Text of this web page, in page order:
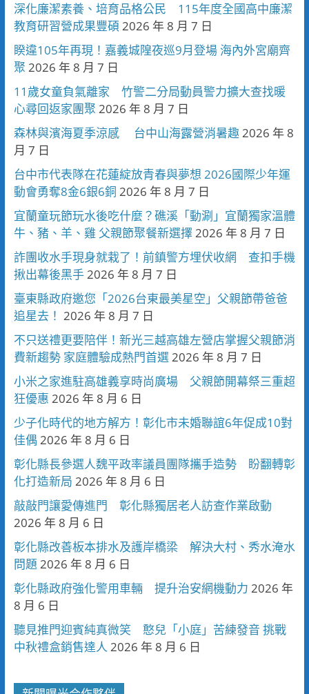
深化廉潔素養、培育品格公民 115年度全國高中廉潔
教育研習營成果豐碩 2026 年 8 月 7 日
睽違105年再現！嘉義城隍夜巡9月登場 海內外宮廟齊
聚 2026 年 8 月 7 日
11歲女童負氣離家 竹警二分局動員警力擴大查找暖
心尋回返家團聚 2026 年 8 月 7 日
森林與濱海夏季涼感 台中山海露營消暑趣2026 年 8
月 7 日
台中市代表隊在花蓮綻放青春與夢想 2026國際少年運
動會勇奪8金6銀6銅 2026 年 8 月 7 日
宜蘭童玩節玩水後吃什麼？礁溪「動涮」宜蘭獨家溫體
牛、豬、羊、雞 父親節聚餐新選擇2026 年 8 月 7 日
詐團收水手現身就栽了！前鎮警方埋伏收網 查扣手機
揪出幕後黑手2026 年 8 月 7 日
臺東縣政府邀您「2026台東最美星空」父親節帶爸爸
追星去！ 2026 年 8 月 7 日
不只送禮更要陪伴！新光三越高雄左營店掌握父親節消
費新趨勢 家庭體驗成熱門首選2026 年 8 月 7 日
小米之家進駐高雄義享時尚廣場 父親節開幕祭三重超
狂優惠 2026 年 8 月 6 日
少子化時代的地方解方！彰化市未婚聯誼6年促成10對
佳偶 2026 年 8 月 6 日
彰化縣長參選人魏平政率議員團隊攜手造勢 盼翻轉彰
化打造新局 2026 年 8 月 6 日
敲敲門讓愛傳進門 彰化縣獨居老人訪查作業啟動
2026 年 8 月 6 日
彰化縣改善板本排水及護岸橋梁 解決大村、秀水淹水
問題 2026 年 8 月 6 日
彰化縣政府強化警用車輛 提升治安網機動力 2026 年
8 月 6 日
聽見推門迎賓純真微笑 憨兒「小庭」苦練發音 挑戰
中秋禮盒銷售達人 2026 年 8 月 6 日